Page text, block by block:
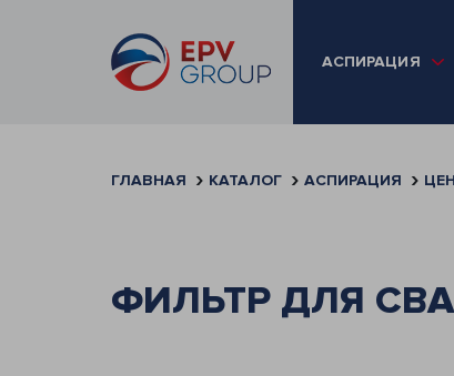
АСПИРАЦИЯ
ГЛАВНАЯ КАТАЛОГ АСПИРАЦИЯ
ФИЛЬТР ДЛЯ